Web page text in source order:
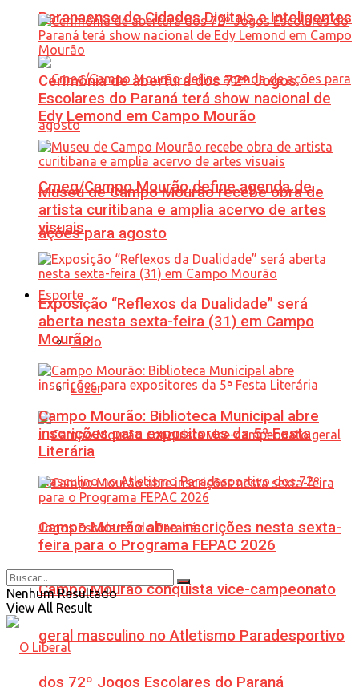
Paranaense de Cidades Digitais e Inteligentes
Cmeg/Campo Mourão define agenda de
ações para agosto
Esporte
Tudo
Lazer
Campo Mourão conquista vice-campeonato
geral masculino no Atletismo Paradesportivo
dos 72º Jogos Escolares do Paraná
Cerimônia de abertura dos 72º Jogos
Escolares do Paraná terá show nacional de
Edy Lemond em Campo Mourão
Museu de Campo Mourão recebe obra de
artista curitibana e amplia acervo de artes
visuais
Exposição “Reflexos da Dualidade” será
aberta nesta sexta-feira (31) em Campo
Mourão
Campo Mourão: Biblioteca Municipal abre
inscrições para expositores da 5ª Festa
Literária
Campo Mourão abre inscrições nesta sexta-
feira para o Programa FEPAC 2026
Nenhum Resultado
View All Result